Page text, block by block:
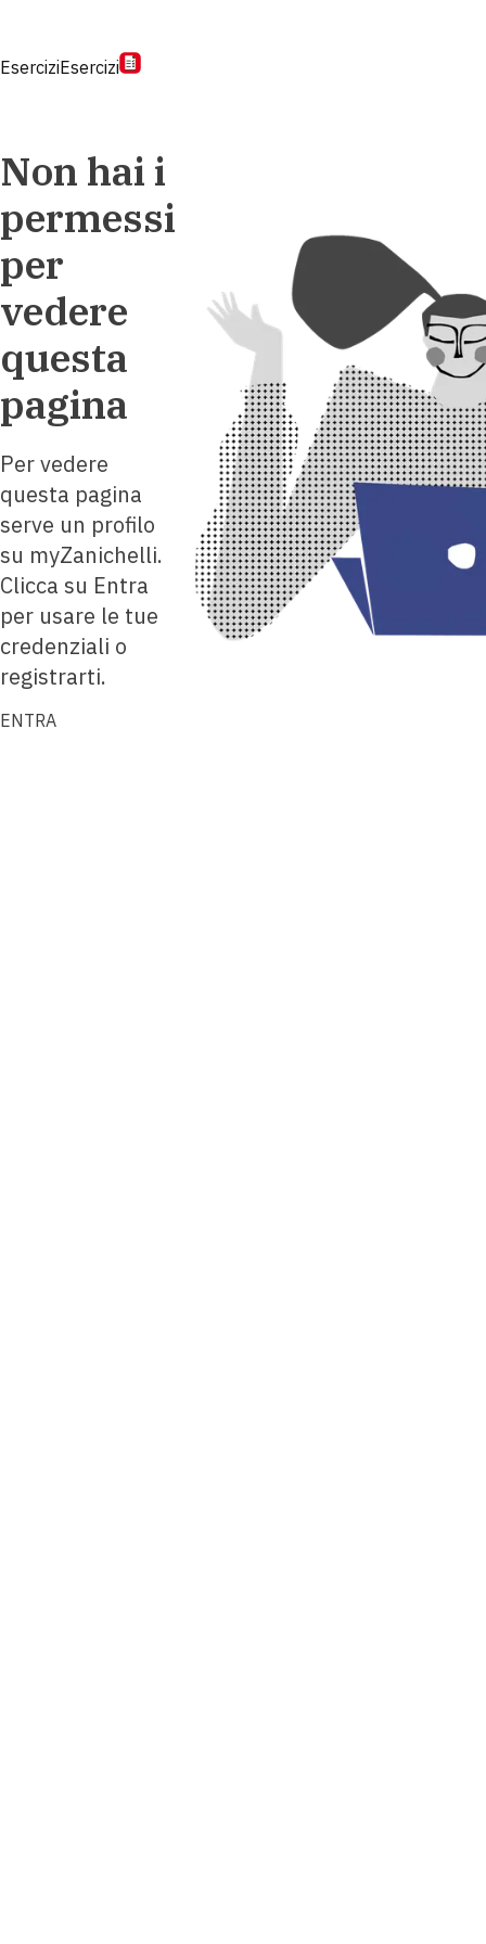
EserciziEsercizi
Non hai i
permessi
per
vedere
questa
pagina
Per vedere
questa pagina
serve un profilo
su myZanichelli.
Clicca su Entra
per usare le tue
credenziali o
registrarti.
ENTRA